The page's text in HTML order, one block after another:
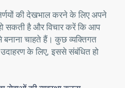
की देखभाल करने के लिए अपने
सकती है और विचार करें कि आप
चाहते हैं। कुछ व्यक्तिगत
उदाहरण के लिए, इससे संबंधित हो